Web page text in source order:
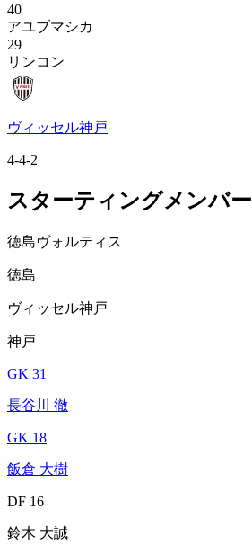
40
アユブマシカ
29
リンコン
ヴィッセル神戸
4-4-2
スターティングメンバー
徳島ヴォルティス
徳島
ヴィッセル神戸
神戸
GK 31
長谷川 徹
GK 18
飯倉 大樹
DF 16
鈴木 大誠